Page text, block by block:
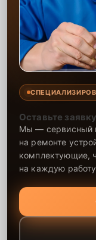
Оставьте
Мы — сервисный
на ремонте
комплектующие,
на каждую